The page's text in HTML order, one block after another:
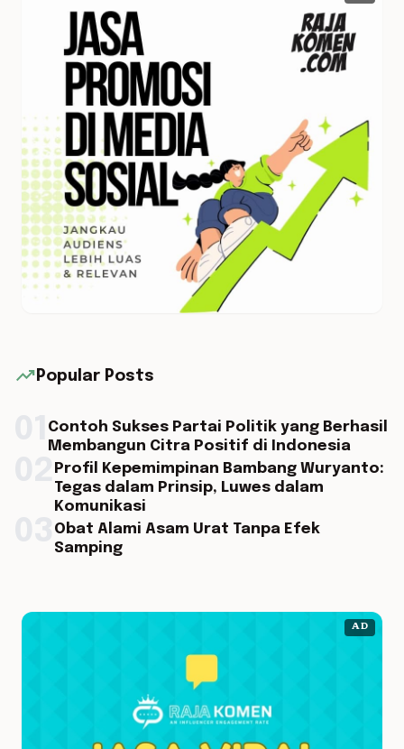
trending_up Popular Posts
Contoh Sukses Partai Politik yang Berhasil
Membangun Citra Positif di Indonesia
Profil Kepemimpinan Bambang Wuryanto:
Tegas dalam Prinsip, Luwes dalam
Komunikasi
Obat Alami Asam Urat Tanpa Efek
Samping
AD